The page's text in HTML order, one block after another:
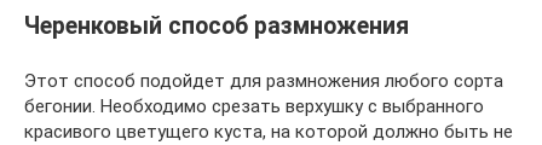
Черенковый способ размножения
Этот способ подойдет для размножения любого сорта
бегонии. Необходимо срезать верхушку с выбранного
красивого цветущего куста, на которой должно быть не